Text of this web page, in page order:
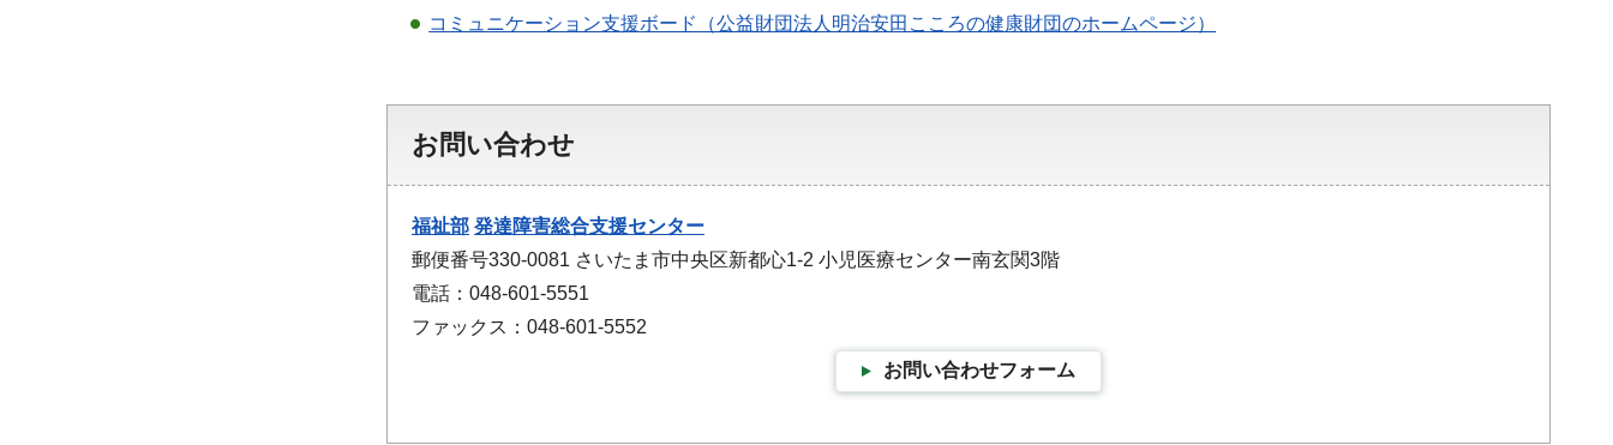
コミュニケーション支援ボード（公益財団法人明治安田こころの健康財団のホームページ）
お問い合わせ
福祉部 発達障害総合支援センター
郵便番号330-0081 さいたま市中央区新都心1-2 小児医療センター南玄関3階
電話：048-601-5551
ファックス：048-601-5552
お問い合わせフォーム